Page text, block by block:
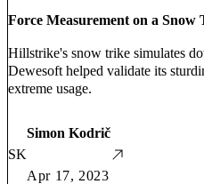
Force Measurement on a
Hillstrike's snow trike simulates
Dewesoft helped validate its
extreme usage.
SK
Simon Kodrič
Apr 17, 2023